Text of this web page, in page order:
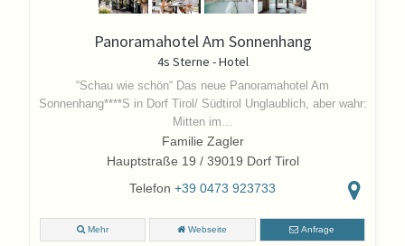
Panoramahotel Am Sonnenhang
4s Sterne - Hotel
“Schau wie schön“ Das neue Panoramahotel Am
Sonnenhang****S in Dorf Tirol/ Südtirol Unglaublich, aber wahr:
Mitten im...
Familie Zagler
Hauptstraße 19 / 39019 Dorf Tirol
Telefon +39 0473 923733
Mehr Webseite Anfrage